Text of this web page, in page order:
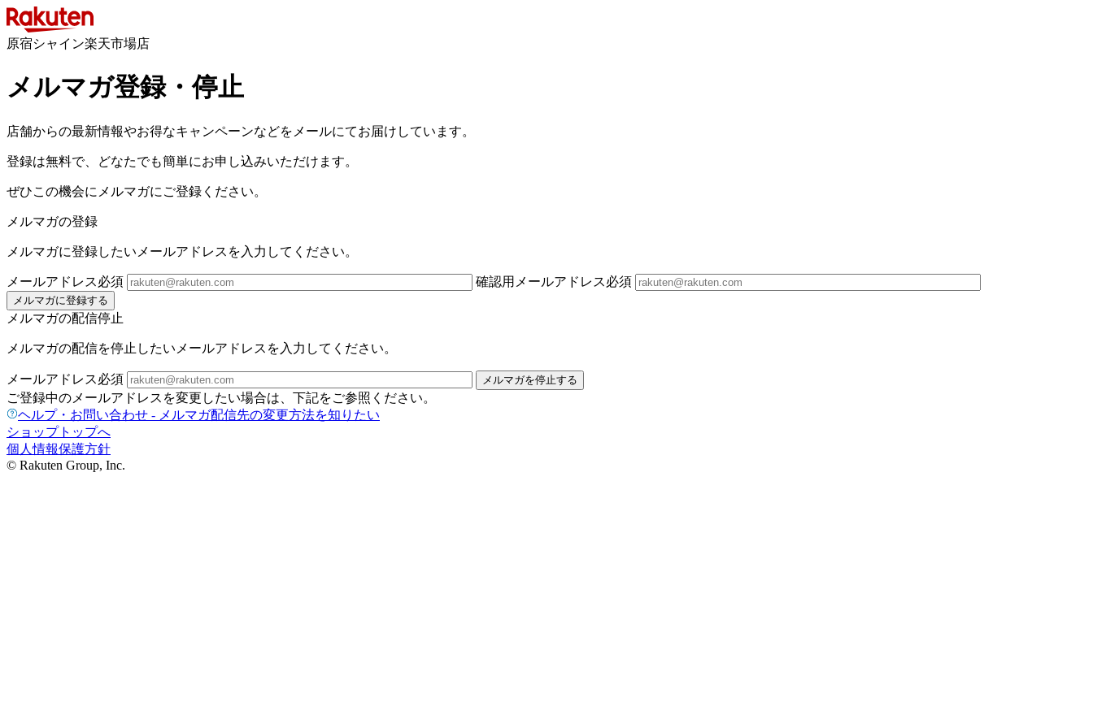
原宿シャイン楽天市場店
メルマガ登録・停止
店舗からの最新情報やお得なキャンペーンなどをメールにてお届けしています。
登録は無料で、どなたでも簡単にお申し込みいただけます。
ぜひこの機会にメルマガにご登録ください。
メルマガの登録
メルマガに登録したいメールアドレスを入力してください。
メールアドレス必須 確認用メールアドレス必須
メルマガに登録する
メルマガの配信停止
メルマガの配信を停止したいメールアドレスを入力してください。
メールアドレス必須 メルマガを停止する
ご登録中のメールアドレスを変更したい場合は、下記をご参照ください。
ヘルプ・お問い合わせ - メルマガ配信先の変更方法を知りたい
ショップトップへ
個人情報保護方針
© Rakuten Group, Inc.